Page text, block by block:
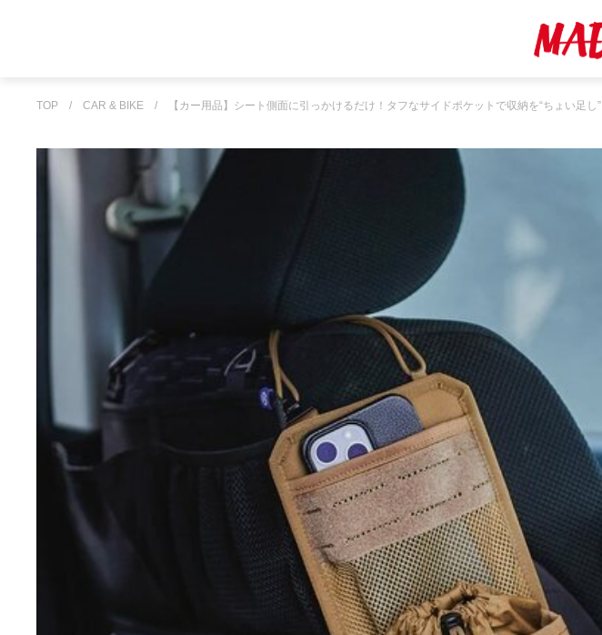
TOP / CAR & BIKE / 【カー用品】シート側面に引っかけるだけ！タフなサイドポケットで収納を“ちょい足し”